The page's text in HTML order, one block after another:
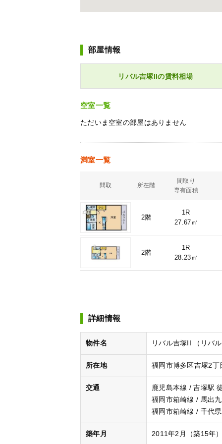
部屋情報
リバル吉塚IIの賃料相場
空室一覧
ただいま空室の部屋はありません
満室一覧
間取 所在階
間取り
専有面積
2階
1R
27.67㎡
2階
1R
28.23㎡
詳細情報
物件名 リバル吉塚II （リバ
所在地 福岡市博多区吉塚2丁
交通
鹿児島本線 / 吉塚駅
福岡市箱崎線 / 馬出
福岡市箱崎線 / 千代
築年月 2011年2月（築15年